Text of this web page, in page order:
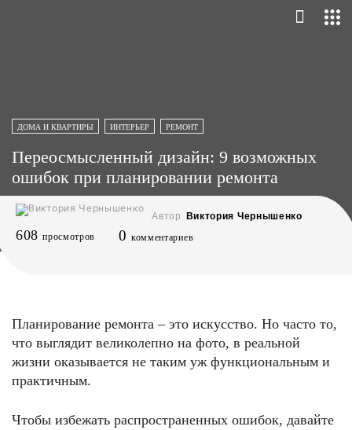
ДОМА И КВАРТИРЫ ИНТЕРЬЕР РЕМОНТ
Переосмысленный дизайн: 9 возможных
ошибок при планировании ремонта
Автор Виктория Чернышенко
608 просмотров 0 комментариев
Планирование ремонта – это искусство. Но часто то,
что выглядит великолепно на фото, в реальной
жизни оказывается не таким уж функциональным и
практичным.
Чтобы избежать распространенных ошибок, давайте